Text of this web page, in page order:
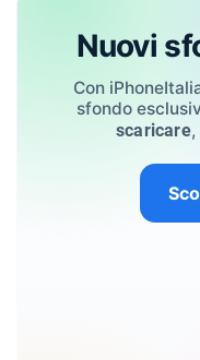
Nuovi
Con
sfondo
scaricare,